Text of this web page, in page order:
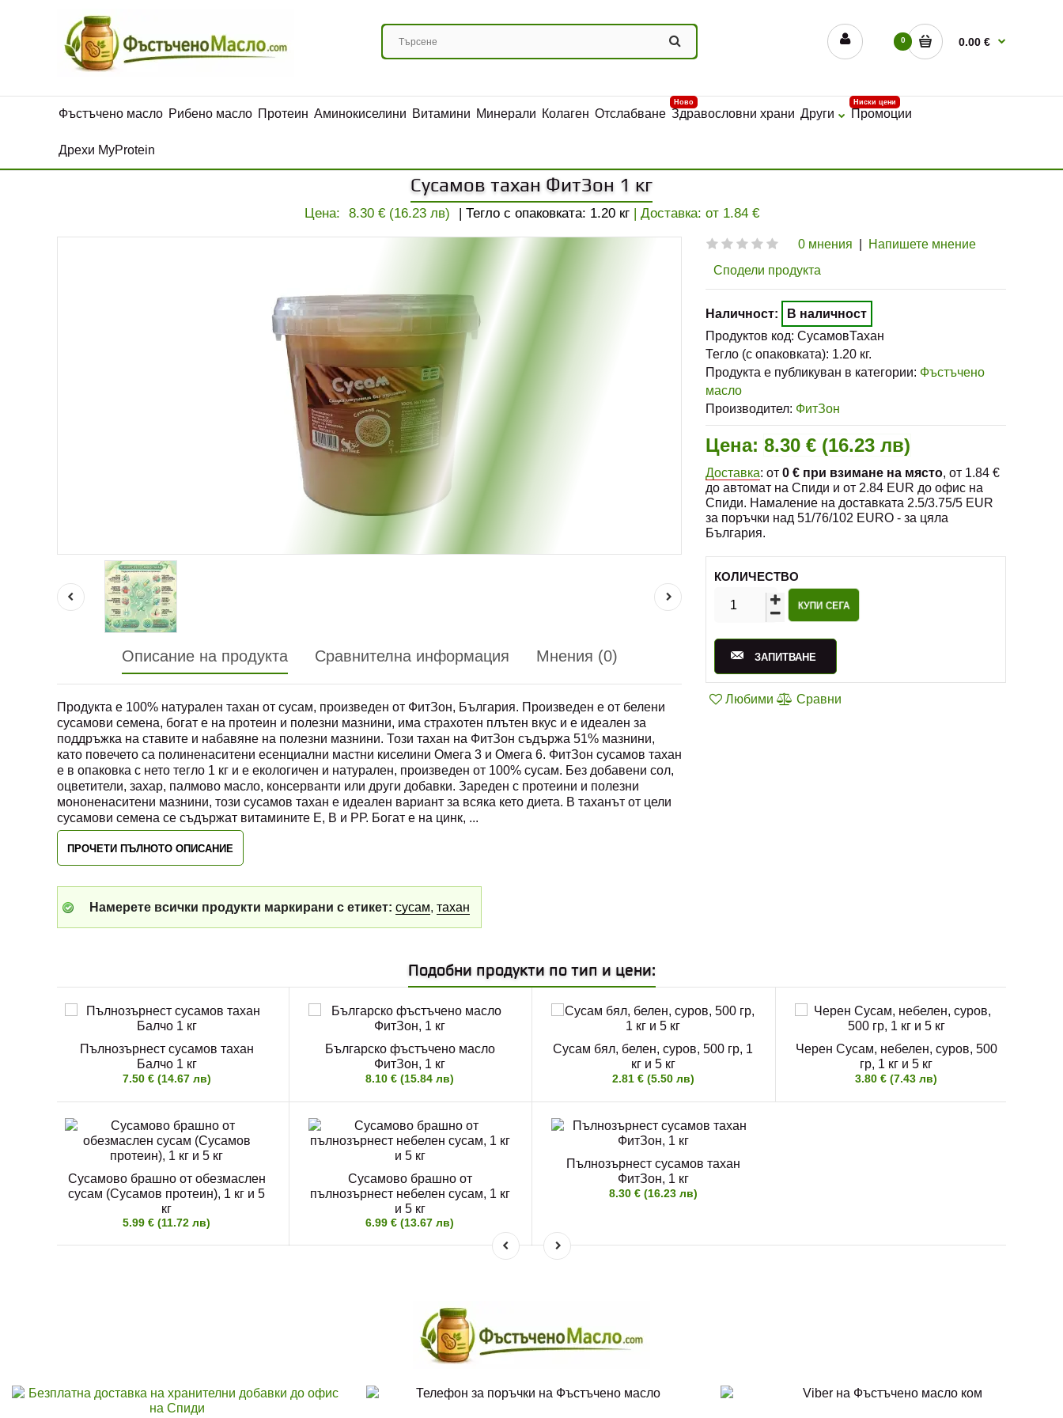
0 0.00 €
Фъстъчено масло Рибено масло Протеин Аминокиселини Витамини Минерали Колаген Отслабване Здравословни храни
Ново
Други Промоции
Ниски цени
Дрехи MyProtein
Сусамов тахан ФитЗон 1 кг
Цена: 8.30 € (16.23 лв) | Тегло с опаковката: 1.20кг | Доставка: от 1.84€
Описание на продукта Сравнителна информация Мнения (0)
Продукта е 100% натурален тахан от сусам, произведен от ФитЗон, България. Произведен е от белени
сусамови семена, богат е на протеин и полезни мазнини, има страхотен плътен вкус и е идеален за
поддръжка на ставите и набавяне на полезни мазнини. Този тахан на ФитЗон съдържа 51% мазнини,
като повечето са полиненаситени есенциални мастни киселини Омега 3 и Омега 6. ФитЗон сусамов тахан
е в опаковка с нето тегло 1 кг и е екологичен и натурален, произведен от 100% сусам. Без добавени сол,
оцветители, захар, палмово масло, консерванти или други добавки. Зареден с протеини и полезни
мононенаситени мазнини, този сусамов тахан е идеален вариант за всяка кето диета. В таханът от цели
сусамови семена се съдържат витамините Е, В и РР. Богат е на цинк, ...
ПРОЧЕТИ ПЪЛНОТО ОПИСАНИЕ
0 мнения
Напишете мнение
Сподели продукта
Наличност:
В наличност
Продуктов код: СусамовТахан
Тегло (с опаковката): 1.20 кг.
Продукта е публикуван в категории: Фъстъчено
масло
Производител: ФитЗон
Цена: 8.30 € (16.23 лв)
Доставка: от 0 € при взимане на място, от 1.84 €
до автомат на Спиди и от 2.84 EUR до офис на
Спиди. Намаление на доставката 2.5/3.75/5 EUR
за поръчки над 51/76/102 EURO - за цяла
България.
КОЛИЧЕСТВО
ЗАПИТВАНЕ
Любими Сравни
Намерете всички продукти маркирани с етикет: сусам, тахан
Подобни продукти по тип и цени:
Пълнозърнест сусамов тахан
Балчо 1 кг
7.50 € (14.67 лв)
Българско фъстъчено масло
ФитЗон, 1 кг
8.10 € (15.84 лв)
Сусам бял, белен, суров, 500 гр, 1
кг и 5 кг
2.81 € (5.50 лв)
Черен Сусам, небелен, суров, 500
гр, 1 кг и 5 кг
3.80 € (7.43 лв)
Сусамово брашно от обезмаслен
сусам (Сусамов протеин), 1 кг и 5
кг
5.99 € (11.72 лв)
Сусамово брашно от
пълнозърнест небелен сусам, 1 кг
и 5 кг
6.99 € (13.67 лв)
Пълнозърнест сусамов тахан
ФитЗон, 1 кг
8.30 € (16.23 лв)